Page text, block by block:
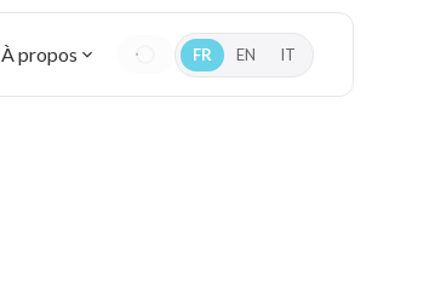
À propos FR EN IT